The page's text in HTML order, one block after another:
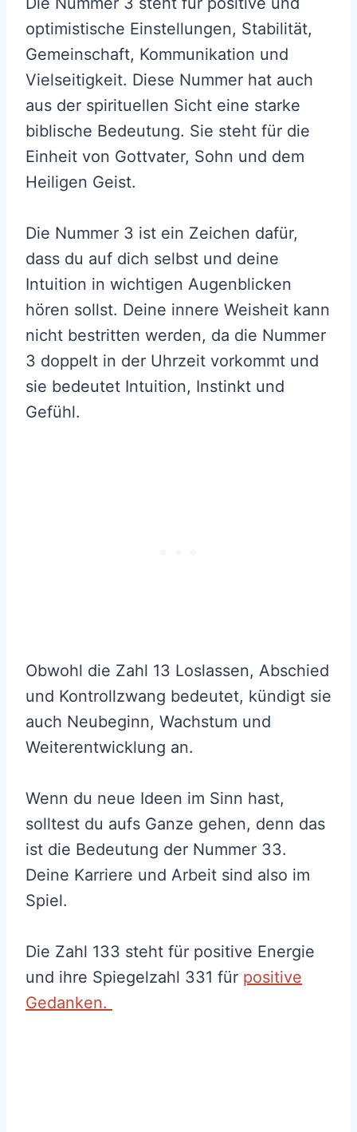
optimistische Einstellungen, Stabilität,
Gemeinschaft, Kommunikation und
Vielseitigkeit. Diese Nummer hat auch
aus der spirituellen Sicht eine starke
biblische Bedeutung. Sie steht für die
Einheit von Gottvater, Sohn und dem
Heiligen Geist.
Die Nummer 3 ist ein Zeichen dafür,
dass du auf dich selbst und deine
Intuition in wichtigen Augenblicken
hören sollst. Deine innere Weisheit kann
nicht bestritten werden, da die Nummer
3 doppelt in der Uhrzeit vorkommt und
sie bedeutet Intuition, Instinkt und
Gefühl.
Obwohl die Zahl 13 Loslassen, Abschied
und Kontrollzwang bedeutet, kündigt sie
auch Neubeginn, Wachstum und
Weiterentwicklung an.
Wenn du neue Ideen im Sinn hast,
solltest du aufs Ganze gehen, denn das
ist die Bedeutung der Nummer 33.
Deine Karriere und Arbeit sind also im
Spiel.
Die Zahl 133 steht für positive Energie
und ihre Spiegelzahl 331 für positive
Gedanken.